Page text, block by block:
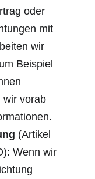
oder
mit
wir
Beispiel
wir vorab
(Artikel
Wenn wir